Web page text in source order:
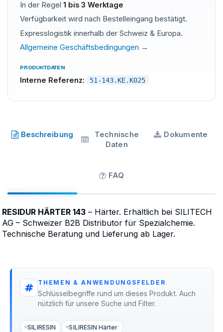
In der Regel 1 bis 3 Werktage
Verfügbarkeit wird nach Bestelleingang bestätigt.
Expresslogistik innerhalb der Schweiz & Europa.
Allgemeine Geschäftsbedingungen →
PRODUKTDATEN
Interne Referenz: 51-143.KE.K025
Beschreibung
Technische
Daten
Dokumente
FAQ
RESIDUR HÄRTER 143 – Härter. Erhältlich bei SILITECH
AG – Schweizer B2B Distributor für Spezialchemie.
Technische Beratung und Lieferung ab Lager.
THEMEN & ANWENDUNGSFELDER
Schlüsselbegriffe rund um dieses Produkt. Auch
nützlich für unsere Suche und Filter.
SILIRESIN SILIRESIN Härter